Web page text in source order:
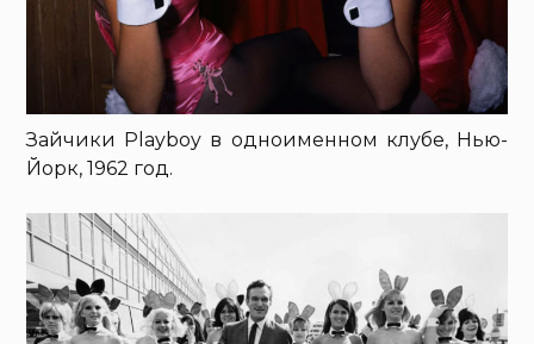
Зайчики Playboy в одноименном клубе, Нью-
Йорк, 1962 год.